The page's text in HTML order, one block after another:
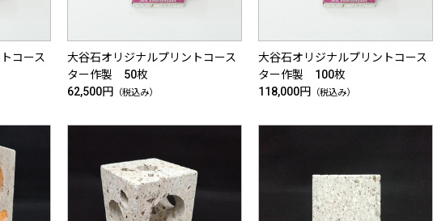
コース
大谷石オリジナルプリントコース
ター作製 50枚
62,500円 （税込み）
大谷石オリジナルプリントコース
ター作製 100枚
118,000円 （税込み）